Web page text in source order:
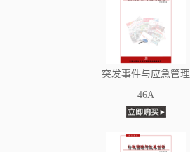
突发事件与应急管理
46A